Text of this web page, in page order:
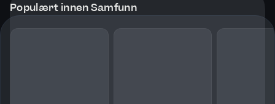
Populært innen Samfunn